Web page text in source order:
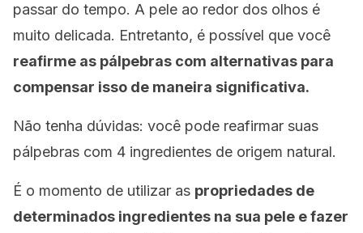
passar do tempo. A pele ao redor dos olhos é
muito delicada. Entretanto, é possível que você
reafirme as pálpebras com alternativas para
compensar isso de maneira significativa.
Não tenha dúvidas: você pode reafirmar suas
pálpebras com 4 ingredientes de origem natural.
É o momento de utilizar as propriedades de
determinados ingredientes na sua pele e fazer